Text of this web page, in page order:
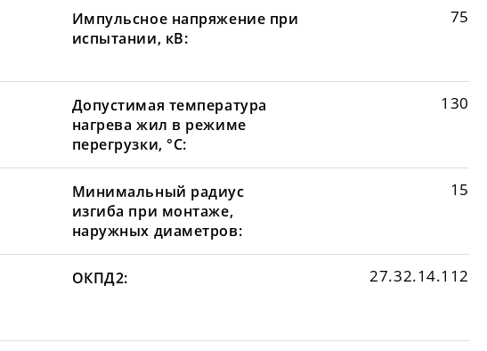
Импульсное напряжение при
испытании, кВ:
75
Допустимая температура
нагрева жил в режиме
перегрузки, °С:
130
Минимальный радиус
изгиба при монтаже,
наружных диаметров:
15
ОКПД2: 27.32.14.112